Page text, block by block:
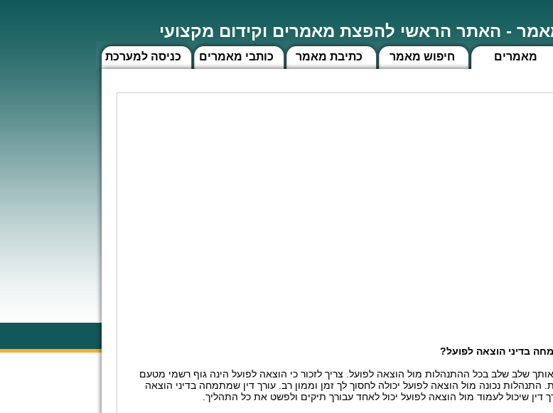
- האתר הראשי להפצת מאמרים וקידום מקצועי
כניסה למערכת כותבי מאמרים כתיבת מאמר חיפוש מאמר מאמרים
בדיני הוצאה לפועל?
אותך שלב שלב בכל ההתנהלות מול הוצאה לפועל. צריך לזכור כי הוצאה לפועל הינה גוף רשמי מטעם
התנהלות נכונה מול הוצאה לפועל יכולה לחסוך לך זמן וממון רב. עורך דין שמתמחה בדיני הוצאה
דין שיכול לעמוד מול הוצאה לפועל יכול לאחד עבורך תיקים ולפשט את כל התהליך